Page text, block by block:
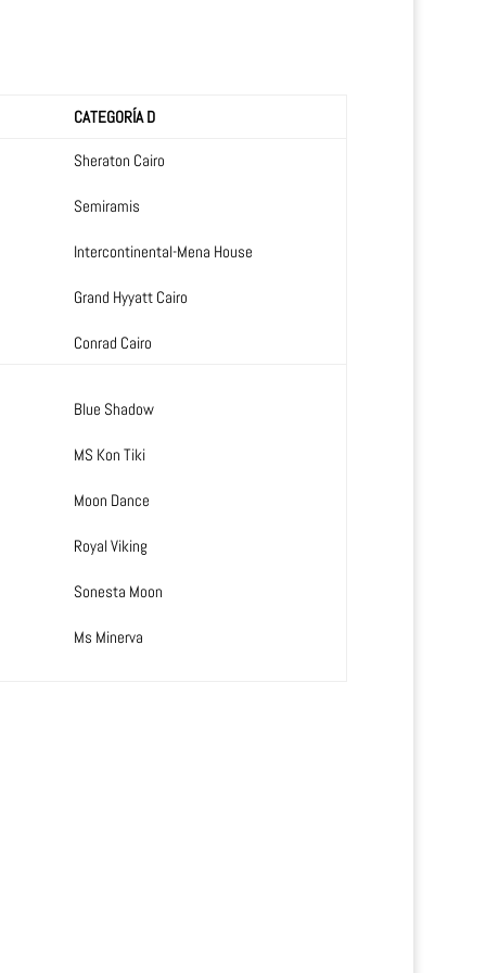
CATEGORÍA D
Sheraton Cairo
Semiramis
Intercontinental-Mena House
Grand Hyyatt Cairo
Conrad Cairo
Blue Shadow
MS Kon Tiki
Moon Dance
Royal Viking
Sonesta Moon
Ms Minerva